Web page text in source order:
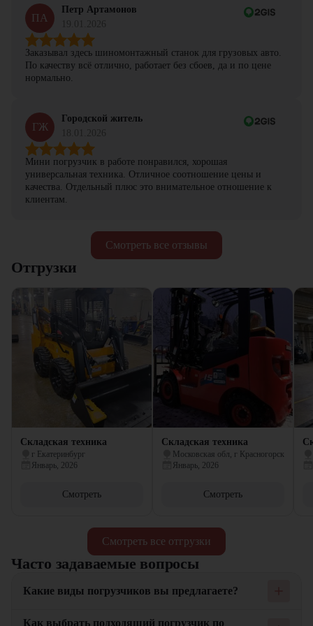
Смотреть все отзывы
ПА
Петр Артамонов
Заказывал здесь шиномонтажный станок для грузовых авто.
По качеству всё отлично, работает без сбоев, да и по цене
нормально.
ГЖ
Городской житель
Мини погрузчик в работе понравился, хорошая
универсальная техника. Отличное соотношение цены и
качества. Отдельный плюс это внимательное отношение к
клиентам.
Смотреть все отгрузки
Отгрузки
Складская техника
г Екатеринбург
Январь, 2026
Смотреть
Складская техника
Московская обл, г Красногорск
Январь, 2026
Смотреть
Часто задаваемые вопросы
Какие виды погрузчиков вы предлагаете?
Как выбрать подходящий погрузчик по